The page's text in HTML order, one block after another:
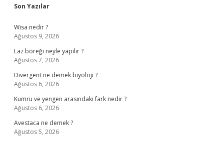
Sidebar
Son Yazılar
Wisa nedir ?
Ağustos 9, 2026
Laz böreği neyle yapılır ?
Ağustos 7, 2026
Divergent ne demek biyoloji ?
Ağustos 6, 2026
Kumru ve yengen arasındaki fark nedir ?
Ağustos 6, 2026
Avestaca ne demek ?
Ağustos 5, 2026